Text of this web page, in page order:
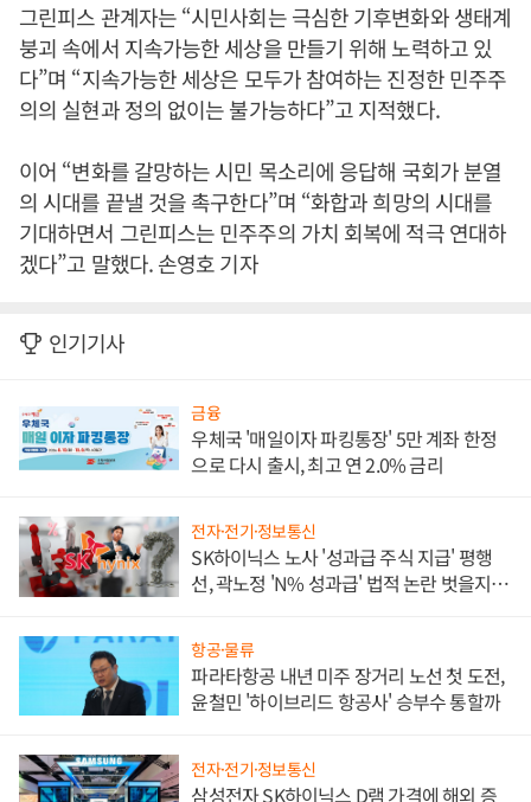
그린피스 관계자는 “시민사회는 극심한 기후변화와 생태계
붕괴 속에서 지속가능한 세상을 만들기 위해 노력하고 있
다”며 “지속가능한 세상은 모두가 참여하는 진정한 민주주
의의 실현과 정의 없이는 불가능하다”고 지적했다.
이어 “변화를 갈망하는 시민 목소리에 응답해 국회가 분열
의 시대를 끝낼 것을 촉구한다”며 “화합과 희망의 시대를
기대하면서 그린피스는 민주주의 가치 회복에 적극 연대하
겠다”고 말했다. 손영호 기자
인기기사
금융
우체국 '매일이자 파킹통장' 5만 계좌 한정
으로 다시 출시, 최고 연 2.0% 금리
전자·전기·정보통신
SK하이닉스 노사 '성과급 주식 지급' 평행
선, 곽노정 'N% 성과급' 법적 논란 벗을지 주
항공·물류
파라타항공 내년 미주 장거리 노선 첫 도전,
윤철민 '하이브리드 항공사' 승부수 통할까
전자·전기·정보통신
삼성전자 SK하이닉스 D램 가격에 해외 증